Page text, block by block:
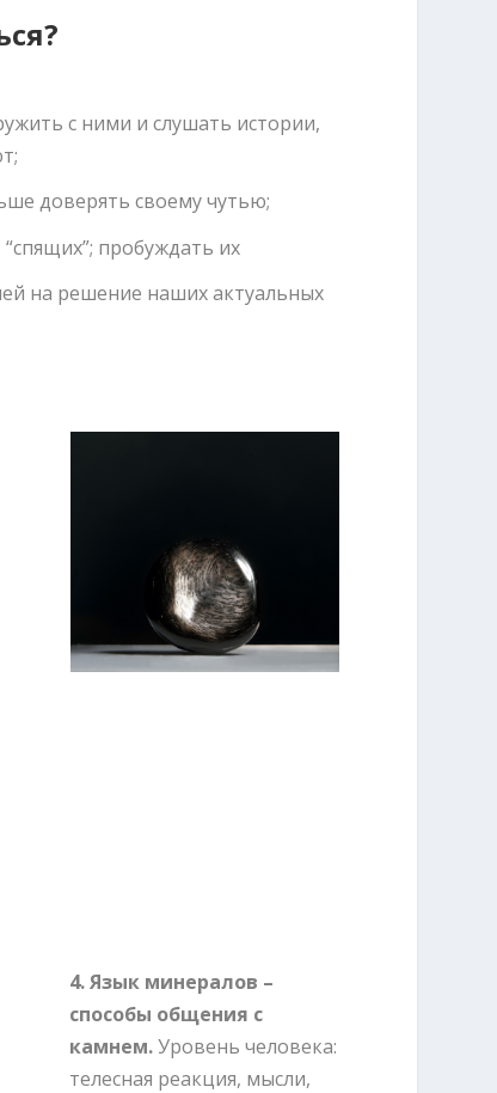
с ними и слушать истории,
доверять своему чутью;
пробуждать их
на решение наших актуальных
4. Язык минералов –
способы общения с
камнем.Уровень человека:
телесная реакция, мысли,